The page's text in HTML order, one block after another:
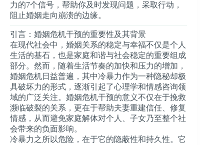
力的7个信号，帮助你及时发现问题，采取行动，
阻止婚姻走向崩溃的边缘。
引言：婚姻危机干预的重要性及其背景
在现代社会中，婚姻关系的稳定与幸福不仅是个人
生活的基石，也是家庭和谐与社会稳定的重要组成
部分。然而，随着生活节奏的加快和压力的增加，
婚姻危机日益普遍，其中冷暴力作为一种隐秘却极
具破坏力的形式，逐渐引起了心理学和情感咨询领
域的广泛关注。婚姻危机干预的意义不仅在于挽救
濒临破裂的关系，更在于帮助夫妻重建信任、修复
情感，从而避免家庭解体对个人、子女乃至整个社
会带来的负面影响。
冷暴力之所以危险，在于它的隐蔽性和持久性。它